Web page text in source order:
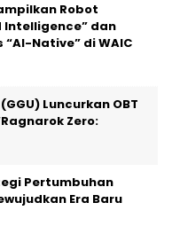
Robot
Intelligence” dan
Native” di WAIC
Luncurkan OBT
Zero:
Pertumbuhan
Era Baru